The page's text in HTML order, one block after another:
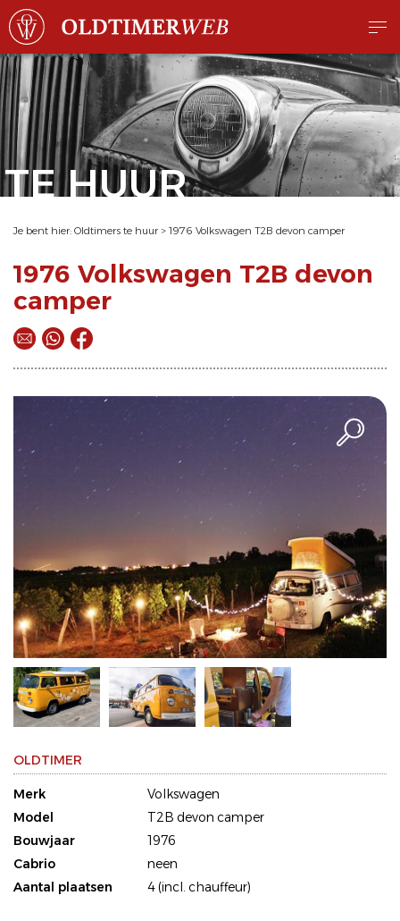
TE HUUR
Je bent hier: Oldtimers te huur > 1976 Volkswagen T2B devon camper
1976 Volkswagen T2B devon
camper
OLDTIMER
Merk
Volkswagen
Model
T2B devon camper
Bouwjaar
1976
Cabrio
neen
Aantal plaatsen
4 (incl. chauffeur)